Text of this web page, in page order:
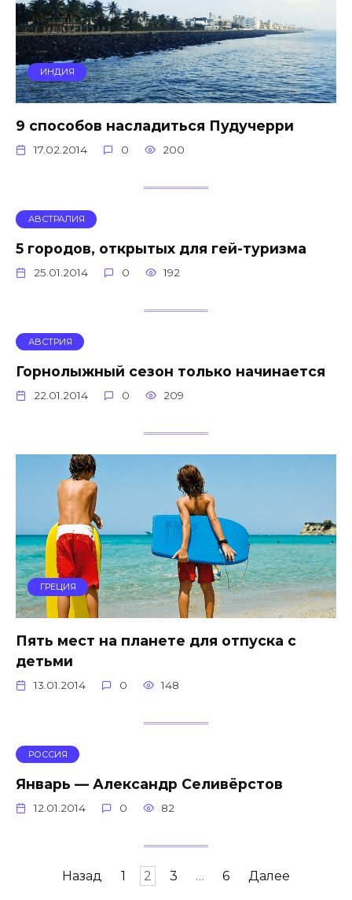
ИНДИЯ
9 способов насладиться Пудучерри
17.02.2014 0 200
АВСТРАЛИЯ
5 городов, открытых для гей-туризма
25.01.2014 0 192
АВСТРИЯ
Горнолыжный сезон только начинается
22.01.2014 0 209
ГРЕЦИЯ
Пять мест на планете для отпуска с
детьми
13.01.2014 0 148
РОССИЯ
Январь — Александр Селивёрстов
12.01.2014 0 82
Навигация
Назад 1 2 3 … 6 Далее